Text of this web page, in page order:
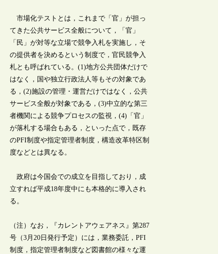
市場化テストとは，これまで「官」が担っ
てきた公共サービス全般について，「官」
「民」が対等な立場で競争入札を実施し，そ
の提供者を決めるという制度で，官民競争入
札とも呼ばれている。(1)地方公共団体だけで
はなく，国や独立行政法人等もその対象であ
る，(2)施設の管理・運営だけではなく，公共
サービス全般が対象である，(3)中立的な第三
者機関による競争プロセスの監視，(4)「官」
が落札する場合もある，といった点で，既存
のPFI制度や指定管理者制度，構造改革特区制
度などとは異なる。
政府は今国会での成立を目指しており，成
立すれば平成18年度中にも本格的に導入され
る。
（注）なお，『カレントアウェアネス』第287
号（3月20日発行予定）には，業務委託，PFI
制度，指定管理者制度など図書館の様々な運